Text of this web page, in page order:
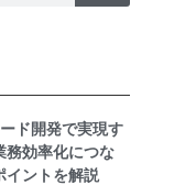
ド開発で実現す
務効率化につな
イントを解説